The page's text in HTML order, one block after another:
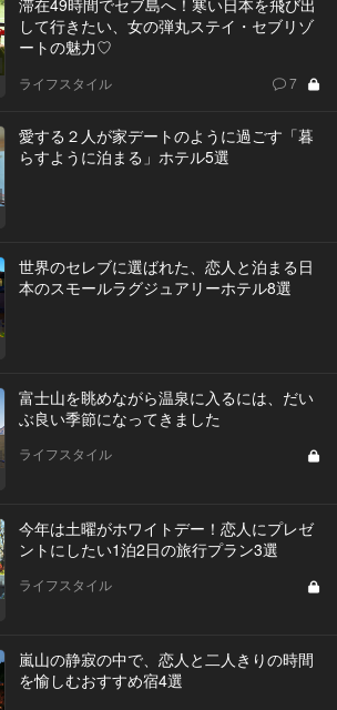
して行きたい、女の弾丸ステイ・セブリゾ
ートの魅力♡
ライフスタイル 7
愛する２人が家デートのように過ごす「暮
らすように泊まる」ホテル5選
世界のセレブに選ばれた、恋人と泊まる日
本のスモールラグジュアリーホテル8選
富士山を眺めながら温泉に入るには、だい
ぶ良い季節になってきました
ライフスタイル
今年は土曜がホワイトデー！恋人にプレゼ
ントにしたい1泊2日の旅行プラン3選
ライフスタイル
嵐山の静寂の中で、恋人と二人きりの時間
を愉しむおすすめ宿4選